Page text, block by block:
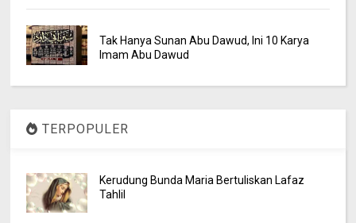
Tak Hanya Sunan Abu Dawud, Ini 10 Karya
Imam Abu Dawud
TERPOPULER
Kerudung Bunda Maria Bertuliskan Lafaz
Tahlil